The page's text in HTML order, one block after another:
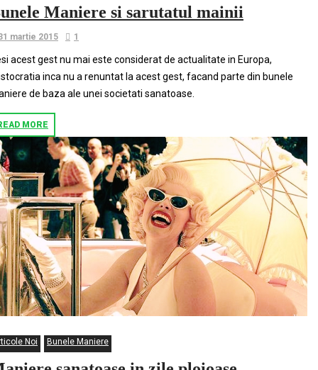
Maniere si sarutatul mainii
martie 2015 1
acest gest nu mai este considerat de actualitate in Europa,
inca nu a renuntat la acest gest, facand parte din bunele
de baza ale unei societati sanatoase.
MORE
Noi Bunele Maniere